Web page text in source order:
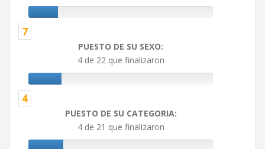
7
PUESTO DE SU SEXO:
4 de 22 que finalizaron
4
PUESTO DE SU CATEGORIA:
4 de 21 que finalizaron